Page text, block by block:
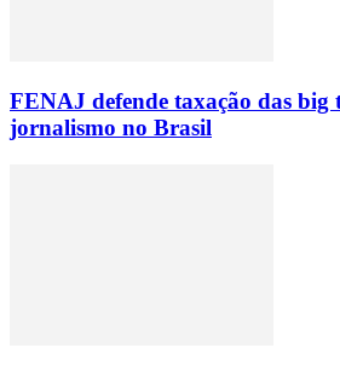
FENAJ defende taxação das big
jornalismo no Brasil